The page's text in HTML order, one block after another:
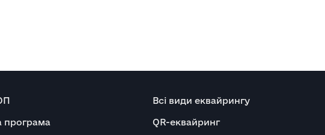
програма
Всі види еквайрингу
QR-еквайринг